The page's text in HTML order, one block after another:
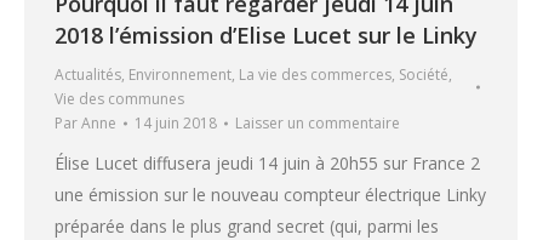
2018 l’émission d’Elise Lucet sur le Linky
Actualités, Environnement, La vie des commerces, Société,
Vie des communes
ParAnne 14 juin 2018 Laisser un commentaire
Élise Lucet diffusera jeudi 14 juin à 20h55 sur France 2
une émission sur le nouveau compteur électrique Linky
préparée dans le plus grand secret (qui, parmi les